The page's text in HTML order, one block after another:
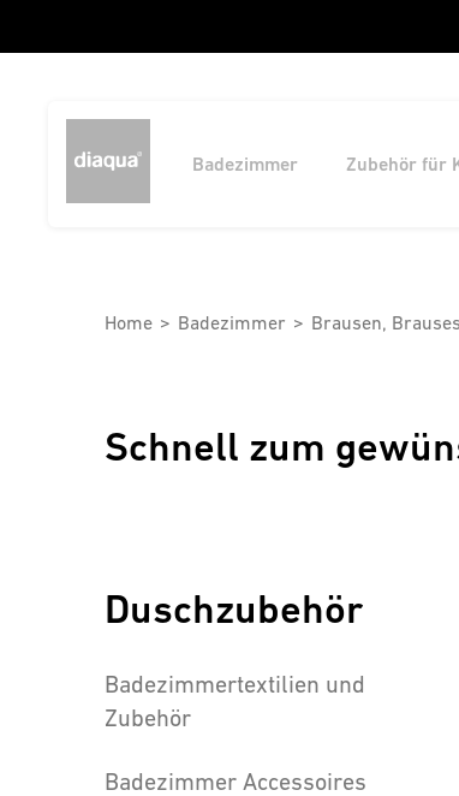
Badezimmer Zubehör für
Home Badezimmer Brausen,
Schnell zum
Duschzubehör
Badezimmertextilien und
Zubehör
Badezimmer Accessoires